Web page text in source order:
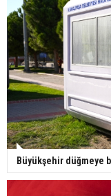
Büyükşehir düğmeye